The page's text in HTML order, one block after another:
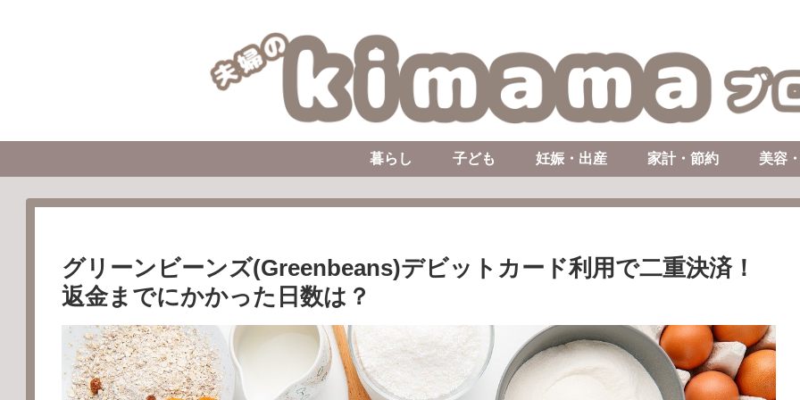
暮らし 子ども 妊娠・出産 家計・節約 美容
グリーンビーンズ(Greenbeans)デビットカード利用で二重決済！
返金までにかかった日数は？